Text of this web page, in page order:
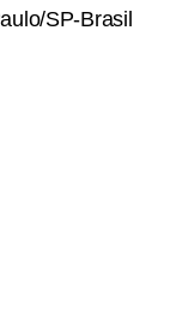
SP-Brasil